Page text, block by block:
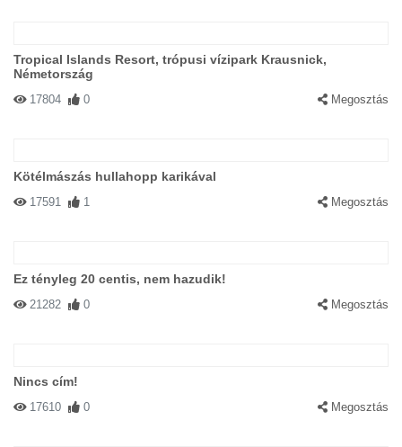
Tropical Islands Resort, trópusi vízipark Krausnick,
Németország
17804 0 Megosztás
Kötélmászás hullahopp karikával
17591 1 Megosztás
Ez tényleg 20 centis, nem hazudik!
21282 0 Megosztás
Nincs cím!
17610 0 Megosztás